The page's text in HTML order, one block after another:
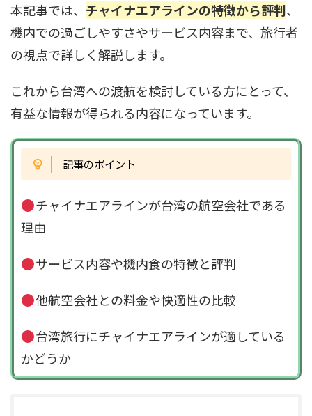
本記事では、 チャイナエアラインの特徴から評判、
機内での過ごしやすさやサービス内容まで、旅行者
の視点で詳しく解説します。
これから台湾への渡航を検討している方にとって、
有益な情報が得られる内容になっています。
記事のポイント
チャイナエアラインが台湾の航空会社である
理由
サービス内容や機内食の特徴と評判
他航空会社との料金や快適性の比較
台湾旅行にチャイナエアラインが適している
かどうか